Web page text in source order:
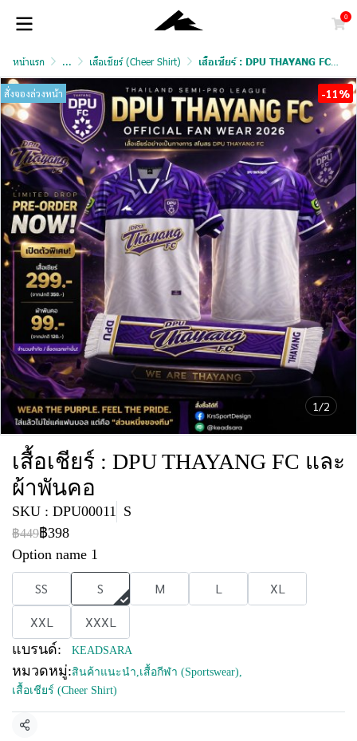
0
หน้าแรก ... เสื้อเชียร์ (Cheer Shirt) เสื้อเชียร์ : DPU THAYANG FC และผ้าพันคอ
1/2
สั่งจองล่วงหน้า -11%
เสื้อเชียร์ : DPU THAYANG FC และ
ผ้าพันคอ
SKU : DPU00011 S
฿449฿398
Option name 1
SS S M L
XL
XXL
XXXL
แบรนด์: KEADSARA
หมวดหมู่:สินค้าแนะนำ,เสื้อกีฬา (Sportswear),
เสื้อเชียร์ (Cheer Shirt)
แชร์